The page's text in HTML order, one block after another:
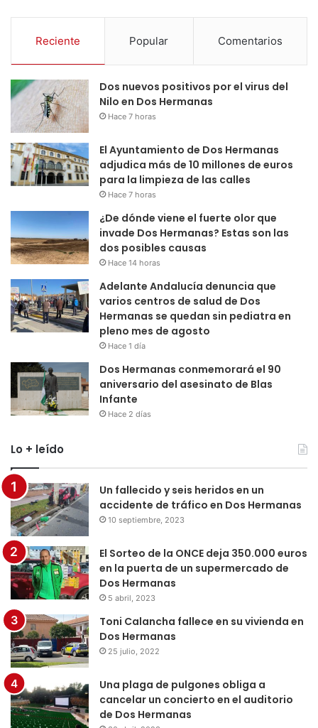
Reciente Popular Comentarios
Dos nuevos positivos por el virus del
Nilo en Dos Hermanas
Hace 7 horas
El Ayuntamiento de Dos Hermanas
adjudica más de 10 millones de euros
para la limpieza de las calles
Hace 7 horas
¿De dónde viene el fuerte olor que
invade Dos Hermanas? Estas son las
dos posibles causas
Hace 14 horas
Adelante Andalucía denuncia que
varios centros de salud de Dos
Hermanas se quedan sin pediatra en
pleno mes de agosto
Hace 1 día
Dos Hermanas conmemorará el 90
aniversario del asesinato de Blas
Infante
Hace 2 días
Lo + leído
Un fallecido y seis heridos en un
accidente de tráfico en Dos Hermanas
10 septiembre, 2023
El Sorteo de la ONCE deja 350.000 euros
en la puerta de un supermercado de
Dos Hermanas
5 abril, 2023
Toni Calancha fallece en su vivienda en
Dos Hermanas
25 julio, 2022
Una plaga de pulgones obliga a
cancelar un concierto en el auditorio
de Dos Hermanas